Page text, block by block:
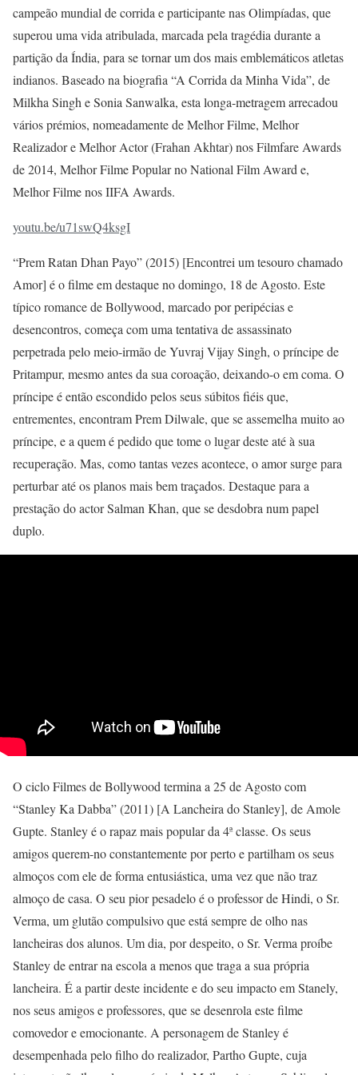
campeão mundial de corrida e participante nas Olimpíadas, que
superou uma vida atribulada, marcada pela tragédia durante a
partição da Índia, para se tornar um dos mais emblemáticos atletas
indianos. Baseado na biografia “A Corrida da Minha Vida”, de
Milkha Singh e Sonia Sanwalka, esta longa-metragem arrecadou
vários prémios, nomeadamente de Melhor Filme, Melhor
Realizador e Melhor Actor (Frahan Akhtar) nos Filmfare Awards
de 2014, Melhor Filme Popular no National Film Award e,
Melhor Filme nos IIFA Awards.
youtu.be/u71swQ4ksgI
“Prem Ratan Dhan Payo” (2015) [Encontrei um tesouro chamado
Amor] é o filme em destaque no domingo, 18 de Agosto. Este
típico romance de Bollywood, marcado por peripécias e
desencontros, começa com uma tentativa de assassinato
perpetrada pelo meio-irmão de Yuvraj Vijay Singh, o príncipe de
Pritampur, mesmo antes da sua coroação, deixando-o em coma. O
príncipe é então escondido pelos seus súbitos fiéis que,
entrementes, encontram Prem Dilwale, que se assemelha muito ao
príncipe, e a quem é pedido que tome o lugar deste até à sua
recuperação. Mas, como tantas vezes acontece, o amor surge para
perturbar até os planos mais bem traçados. Destaque para a
prestação do actor Salman Khan, que se desdobra num papel
duplo.
O ciclo Filmes de Bollywood termina a 25 de Agosto com
“Stanley Ka Dabba” (2011) [A Lancheira do Stanley], de Amole
Gupte. Stanley é o rapaz mais popular da 4ª classe. Os seus
amigos querem-no constantemente por perto e partilham os seus
almoços com ele de forma entusiástica, uma vez que não traz
almoço de casa. O seu pior pesadelo é o professor de Hindi, o Sr.
Verma, um glutão compulsivo que está sempre de olho nas
lancheiras dos alunos. Um dia, por despeito, o Sr. Verma proíbe
Stanley de entrar na escola a menos que traga a sua própria
lancheira. É a partir deste incidente e do seu impacto em Stanely,
nos seus amigos e professores, que se desenrola este filme
comovedor e emocionante. A personagem de Stanley é
desempenhada pelo filho do realizador, Partho Gupte, cuja